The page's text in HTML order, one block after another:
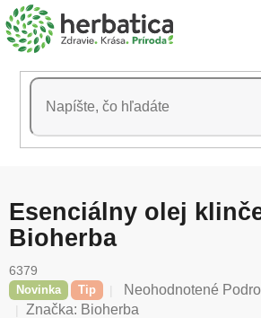
Prejsť
na
obsah
Esenciálny olej
Bioherba
6379
Novinka Tip
Priemerné
hodnotenie
Neohodnotené
Značka: Bioherba